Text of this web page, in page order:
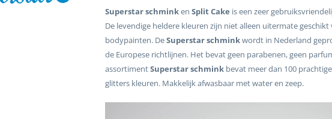
Superstar schminken Split Cake is een zeer
De levendige heldere kleuren zijn niet alleen uitermate
bodypainten. DeSuperstar schminkwordt in Nederland
de Europese richtlijnen. Het bevat geen parabenen, geen
assortimentSuperstar schmink bevat meer dan 100
glitters kleuren. Makkelijk afwasbaar met water en zeep.